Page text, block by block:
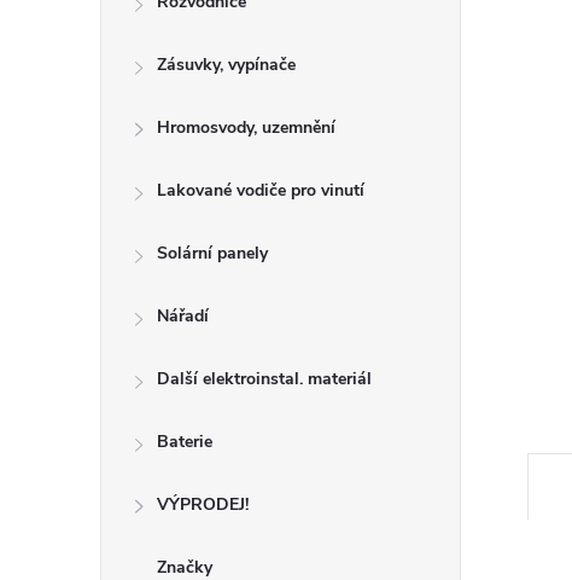
Zásuvky, vypínače
Hromosvody, uzemnění
Lakované vodiče pro vinutí
Solární panely
Nářadí
Další elektroinstal. materiál
Baterie
VÝPRODEJ!
Značky